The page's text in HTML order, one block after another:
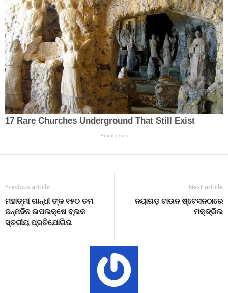
Previous article
ମହାତ୍ମା ଗାନ୍ଧୀ ଙ୍କ ୧୫୦ ତମ
ଜନ୍ମଦିନ ଉପଲକ୍ଷେ ବ୍ଲକ
ସ୍ତରୀୟ ପ୍ରତିଯୋଗିତା
Next article
ନୟାଗଡ଼ ଟାଉନ ଷ୍ଟେସନଠାରେ
ମକ୍ଡ୍ରିଲ